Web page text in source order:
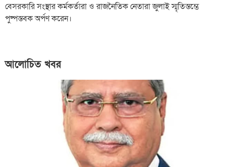
বেসরকারি সংস্থার কর্মকর্তারা ও রাজনৈতিক নেতারা জুলাই স্মৃতিস্তম্ভে
পুষ্পস্তবক অর্পণ করেন।
আলোচিত খবর